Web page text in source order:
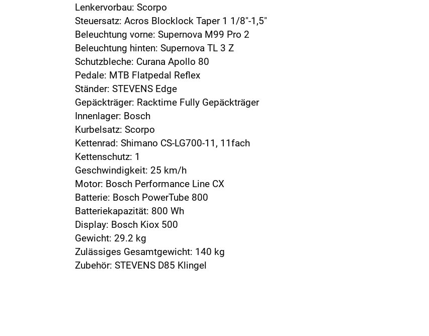
Lenkervorbau: Scorpo
Steuersatz: Acros Blocklock Taper 1 1/8"-1,5"
Beleuchtung vorne: Supernova M99 Pro 2
Beleuchtung hinten: Supernova TL 3 Z
Schutzbleche: Curana Apollo 80
Pedale: MTB Flatpedal Reflex
Ständer: STEVENS Edge
Gepäckträger: Racktime Fully Gepäckträger
Innenlager: Bosch
Kurbelsatz: Scorpo
Kettenrad: Shimano CS-LG700-11, 11fach
Kettenschutz: 1
Geschwindigkeit: 25 km/h
Motor: Bosch Performance Line CX
Batterie: Bosch PowerTube 800
Batteriekapazität: 800 Wh
Display: Bosch Kiox 500
Gewicht: 29.2 kg
Zulässiges Gesamtgewicht: 140 kg
Zubehör: STEVENS D85 Klingel